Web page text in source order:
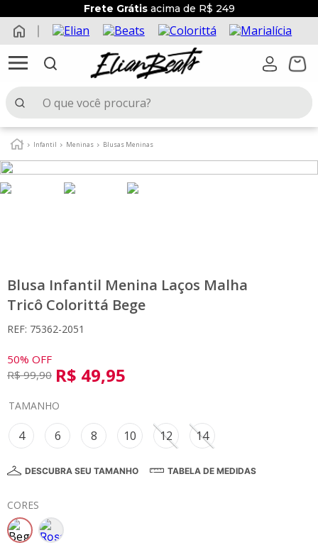
Frete Grátisacima de R$ 249
Infantil Meninas Blusas Meninas
Blusa Infantil Menina Laços Malha
Tricô Colorittá Bege
REF: 75362-2051
50% OFF
R$ 99,90 R$ 49,95
TAMANHO
4 6 8 10 12 14
DESCUBRA SEU TAMANHO TABELA DE MEDIDAS
CORES
TERMOS MAIS BUSCADOS
conjunto menina
saia
7º
blusa
8º
calça
9º
10º colorittá